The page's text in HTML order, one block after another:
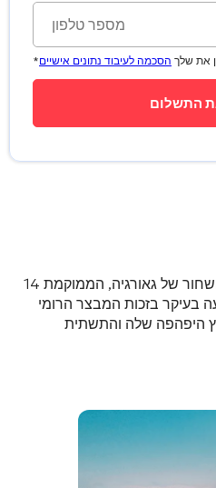
את שלך הסכמה לעיבוד נתונים אישיים
– עיירת נופש בחוף הים השחור של גאורגיה, הממוקמת 14
בעיקר בזכות המבצר הרומי
היפהפה שלה והתשתית